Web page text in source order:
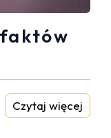
Czytaj więcej